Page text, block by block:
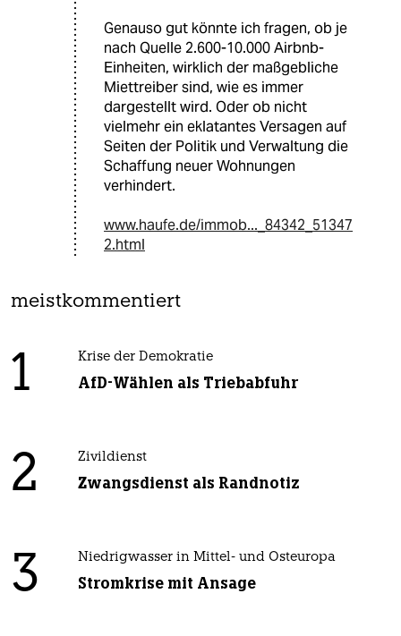
Genauso gut könnte ich fragen, ob je
nach Quelle 2.600-10.000 Airbnb-
Einheiten, wirklich der maßgebliche
Miettreiber sind, wie es immer
dargestellt wird. Oder ob nicht
vielmehr ein eklatantes Versagen auf
Seiten der Politik und Verwaltung die
Schaffung neuer Wohnungen
verhindert.
www.haufe.de/immob..._84342_51347
2.html
meistkommentiert
1 Krise der Demokratie
AfD-Wählen als Triebabfuhr
2 Zivildienst
Zwangsdienst als Randnotiz
3 Niedrigwasser in Mittel- und Osteuropa
Stromkrise mit Ansage